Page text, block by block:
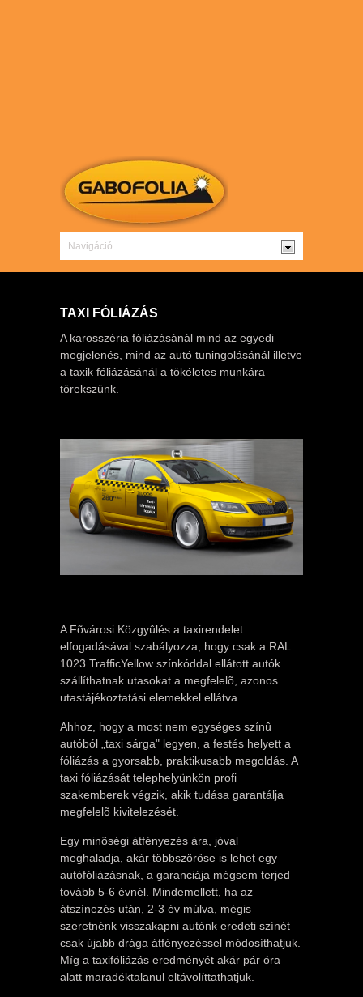
TAXI FÓLIÁZÁS
A karosszéria fóliázásánál mind az egyedi
megjelenés, mind az autó tuningolásánál illetve
a taxik fóliázásánál a tökéletes munkára
törekszünk.
A Fõvárosi Közgyûlés a taxirendelet
elfogadásával szabályozza, hogy csak a RAL
1023 TrafficYellow színkóddal ellátott autók
szállíthatnak utasokat a megfelelõ, azonos
utastájékoztatási elemekkel ellátva.
Ahhoz, hogy a most nem egységes színû
autóból „taxi sárga" legyen, a festés helyett a
fóliázás a gyorsabb, praktikusabb megoldás. A
taxi fóliázását telephelyünkön profi
szakemberek végzik, akik tudása garantálja
megfelelõ kivitelezését.
Egy minõségi átfényezés ára, jóval
meghaladja, akár többszöröse is lehet egy
autófóliázásnak, a garanciája mégsem terjed
tovább 5-6 évnél. Mindemellett, ha az
átszínezés után, 2-3 év múlva, mégis
szeretnénk visszakapni autónk eredeti színét
csak újabb drága átfényezéssel módosíthatjuk.
Míg a taxifóliázás eredményét akár pár óra
alatt maradéktalanul eltávolíttathatjuk.